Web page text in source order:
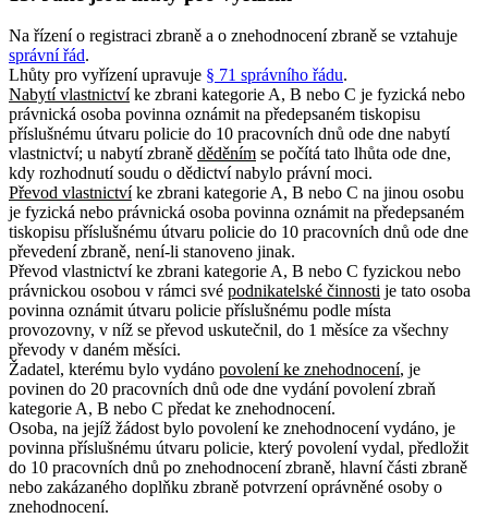
Na řízení o registraci zbraně a o znehodnocení zbraně se vztahuje
správní řád.
Lhůty pro vyřízení upravuje § 71 správního řádu.
Nabytí vlastnictvíke zbrani kategorie A, B nebo C je fyzická nebo
právnická osoba povinna oznámit na předepsaném tiskopisu
příslušnému útvaru policie do 10 pracovních dnů ode dne nabytí
vlastnictví; u nabytí zbraně děděním se počítá tato lhůta ode dne,
kdy rozhodnutí soudu o dědictví nabylo právní moci.
Převod vlastnictvíke zbrani kategorie A, B nebo C na jinou osobu
je fyzická nebo právnická osoba povinna oznámit na předepsaném
tiskopisu příslušnému útvaru policie do 10 pracovních dnů ode dne
převedení zbraně, není-li stanoveno jinak.
Převod vlastnictví ke zbrani kategorie A, B nebo C fyzickou nebo
právnickou osobou v rámci své podnikatelské činnosti je tato osoba
povinna oznámit útvaru policie příslušnému podle místa
provozovny, v níž se převod uskutečnil, do 1 měsíce za všechny
převody v daném měsíci.
Žadatel, kterému bylo vydáno povolení ke znehodnocení, je
povinen do 20 pracovních dnů ode dne vydání povolení zbraň
kategorie A, B nebo C předat ke znehodnocení.
Osoba, na jejíž žádost bylo povolení ke znehodnocení vydáno, je
povinna příslušnému útvaru policie, který povolení vydal, předložit
do 10 pracovních dnů po znehodnocení zbraně, hlavní části zbraně
nebo zakázaného doplňku zbraně potvrzení oprávněné osoby o
znehodnocení.